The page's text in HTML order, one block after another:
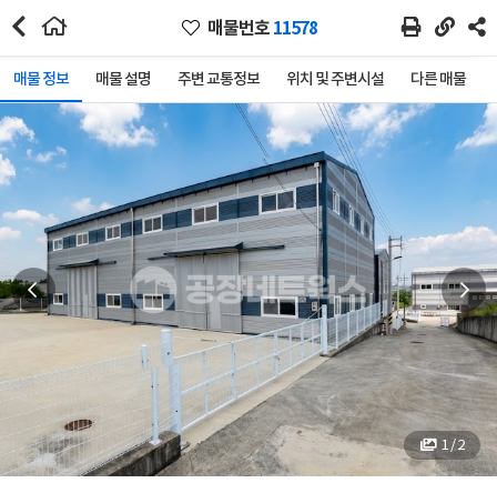
매물번호11578
매물 정보 매물 설명 주변 교통정보 위치 및 주변시설 다른 매물
1 / 2